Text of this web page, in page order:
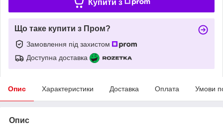
Купити з
Що таке купити з Пром?
Замовлення під захистом
Доступна доставка
Опис Характеристики Доставка Оплата Умови
Опис